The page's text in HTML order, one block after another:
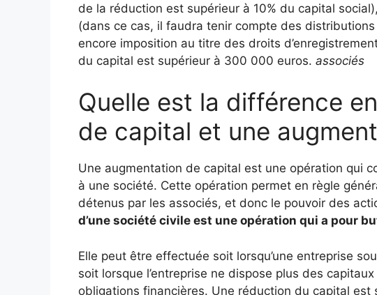
de la réduction est supérieur à 10% du capital
(dans ce cas, il faudra tenir compte des
encore imposition au titre des droits
du capital est supérieur à 300 000 euros. associés
Quelle est la différence
de capital et une
Une augmentation de capital est une opération qui
à une société. Cette opération permet en règle
détenus par les associés, et donc le pouvoir des
d’une société civile est une opération qui a pour
Elle peut être effectuée soit lorsqu’une entreprise
soit lorsque l’entreprise ne dispose plus des
obligations financières. Une réduction du capital est